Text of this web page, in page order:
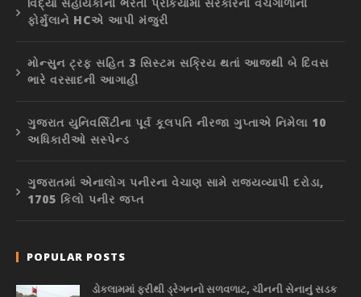
ફોર્મુલાને HCએ આપી મંજુરી
મોન્સુન ટ્રફ સહિત 3 સિસ્ટમ સક્રિય થતાં આજથી બે દિવસ
ભારે વરસાદની આગાહી
ગુજરાત યુનિવર્સિટીના પૂર્વ કૂલપતિ નીરજા ગુપ્તાએ નિમેલા 10
અધિકારીઓ સસ્પેન્ડ
ગુજરાતમાં એનાલોગ પનીરના વેચાણ સામે રાજ્યવ્યાપી દરોડા,
1705 કિલો પનીર જપ્ત
POPULAR POSTS
ડોકલામમાં ફરીથી ડ્રેગનનો સળવળાટ, ચીનની સેનાનું સડક